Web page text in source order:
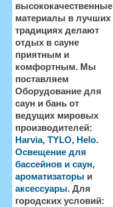
высококачественные
материалы в лучших
традициях делают
отдых в сауне
приятным и
комфортным. Мы
поставляем
Оборудование для
саун и бань от
ведущих мировых
производителей:
Harvia, TYLO, Helo.
Освещение для
бассейнов и саун,
ароматизаторы и
аксессуары. Для
городских условий: